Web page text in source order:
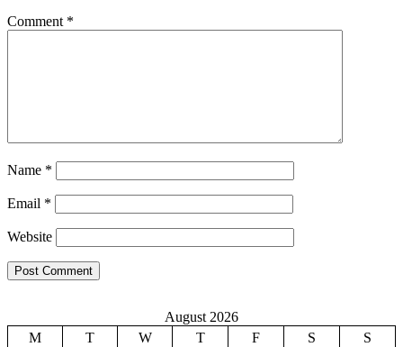
Comment *
Name *
Email *
Website
August 2026
M
T W T F S
S